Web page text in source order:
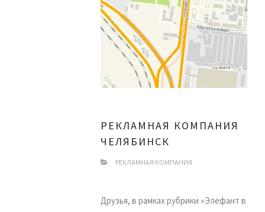
РЕКЛАМНАЯ КОМПАНИЯ
ЧЕЛЯБИНСК
РЕКЛАМНАЯ КОМПАНИЯ
Друзья, в рамках рубрики «Элефант в